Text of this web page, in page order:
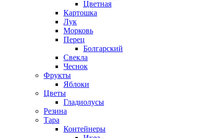
Цветная
Картошка
Лук
Морковь
Перец
Болгарский
Свекла
Чеснок
Фрукты
Яблоки
Цветы
Гладиолусы
Резина
Тара
Контейнеры